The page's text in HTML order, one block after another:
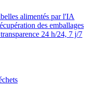
alimentés par l'IA
des emballages
24 h/24, 7 j/7